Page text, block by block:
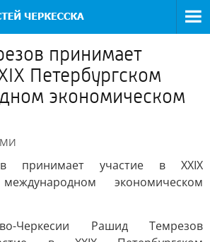
принимает
Петербургском
экономическом
принимает участие в XXIX
экономическом
Черкесии Рашид Темрезов